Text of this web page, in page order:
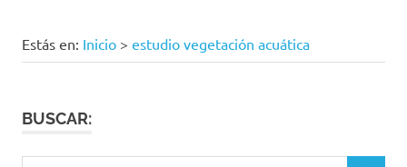
Estás en: Inicio > estudio vegetación acuática
BUSCAR: